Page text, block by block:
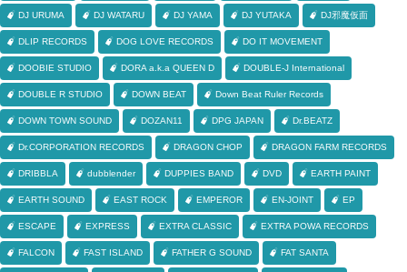
DJ URUMA DJ WATARU DJ YAMA DJ YUTAKA DJ邪魔仮面
DLIP RECORDS DOG LOVE RECORDS DO IT MOVEMENT
DOOBIE STUDIO DORA a.k.a QUEEN D DOUBLE-J International
DOUBLE R STUDIO DOWN BEAT Down Beat Ruler Records
DOWN TOWN SOUND DOZAN11 DPG JAPAN Dr.BEATZ
Dr.CORPORATION RECORDS DRAGON CHOP DRAGON FARM RECORDS
DRIBBLA dubblender DUPPIES BAND DVD EARTH PAINT
EARTH SOUND EAST ROCK EMPEROR EN-JOINT EP
ESCAPE EXPRESS EXTRA CLASSIC EXTRA POWA RECORDS
FALCON FAST ISLAND FATHER G SOUND FAT SANTA